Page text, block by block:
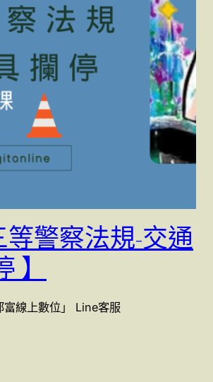
等警察法規-交通
】
富線上數位」 Line客服